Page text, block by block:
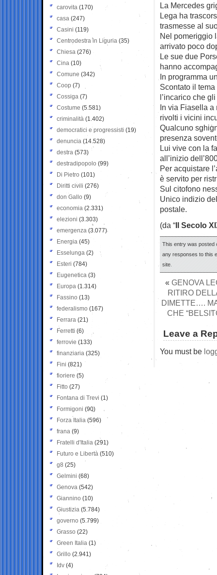
La Mercedes
Lega ha
trasmesse al
Nel pomeriggio
arrivato poco
Le sue due
hanno
In programma
Scontato il
l’incarico che
In via Fiasella a
rivolti i vicini
Qualcuno
presenza
Lui vive con la
all’inizio
Per acquistare
è servito per
Sul citofono
Unico indizio
postale.
(da “Il Secolo
This entry was posted
any responses to this
site.
« GENOVA
RITIRO
DIMETTE….
CHE
Leave a
You must be
carovita (170)
casa (247)
Casini (119)
Centrodestra in Liguria (35)
Chiesa (276)
Cina (10)
Comune (342)
Coop (7)
Cossiga (7)
Costume (5.581)
criminalità (1.402)
democratici e progressisti (19)
denuncia (14.528)
destra (573)
destradipopolo (99)
Di Pietro (101)
Diritti civili (276)
don Gallo (9)
economia (2.331)
elezioni (3.303)
emergenza (3.077)
Energia (45)
Esselunga (2)
Esteri (784)
Eugenetica (3)
Europa (1.314)
Fassino (13)
federalismo (167)
Ferrara (21)
Ferretti (6)
ferrovie (133)
finanziaria (325)
Fini (821)
fioriere (5)
Fitto (27)
Fontana di Trevi (1)
Formigoni (90)
Forza Italia (596)
frana (9)
Fratelli d'Italia (291)
Futuro e Libertà (510)
g8 (25)
Gelmini (68)
Genova (542)
Giannino (10)
Giustizia (5.784)
governo (5.799)
Grasso (22)
Green Italia (1)
Grillo (2.941)
Idv (4)